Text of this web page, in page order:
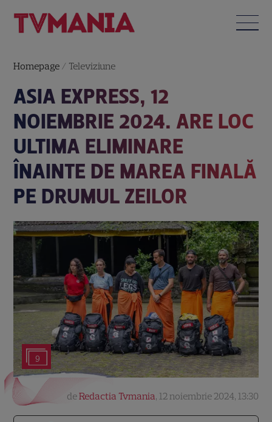
Homepage / Televiziune
ASIA EXPRESS, 12
NOIEMBRIE 2024. ARE LOC
ULTIMA ELIMINARE
ÎNAINTE DE MAREA FINALĂ
PE DRUMUL ZEILOR
9
deRedactia Tvmania, 12 noiembrie 2024, 13:30